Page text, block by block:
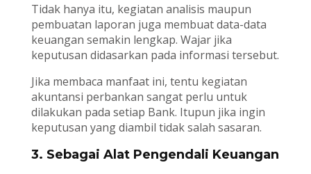
Tidak hanya itu, kegiatan analisis maupun
pembuatan laporan juga membuat data-data
keuangan semakin lengkap. Wajar jika
keputusan didasarkan pada informasi tersebut.
Jika membaca manfaat ini, tentu kegiatan
akuntansi perbankan sangat perlu untuk
dilakukan pada setiap Bank. Itupun jika ingin
keputusan yang diambil tidak salah sasaran.
3. Sebagai Alat Pengendali Keuangan